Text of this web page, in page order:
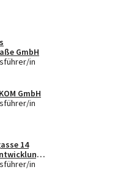
GmbH
in
GmbH
in
14
in